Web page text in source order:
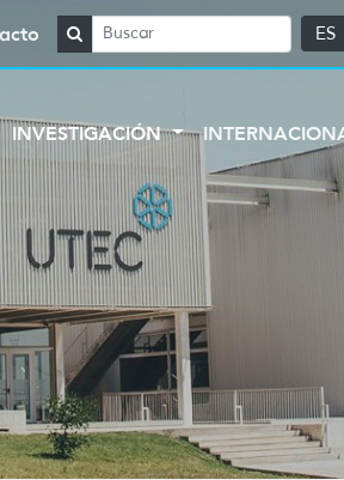
ES
INVESTIGACIÓN